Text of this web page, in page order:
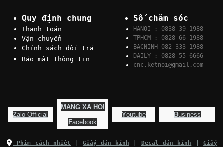
Quy định chung
Thanh toán
Vận chuyển
Chính sách đổi trả
Bảo mật thông tin
Số chăm sóc
HANOI : 0838 39 1988
TPHCM : 0828 66 1988
BACNINH 082 333 1988
DAILY : 0828 55 6666
cnc.ketnoi@gmail.com
Zalo Official
MANG XA HOI
Facebook
Youtube Business
Phim cách nhiệt Giấy dán kính Decal dán kính |Giấy